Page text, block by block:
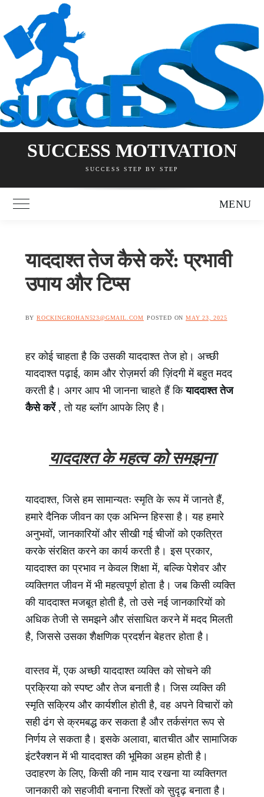
content
SUCCESS MOTIVATION
SUCCESS STEP BY STEP
Toggle Main Menu MENU
याददाश्त तेज कैसे करें: प्रभावी
उपाय और टिप्स
BY ROCKINGROHAN523@GMAIL.COM POSTED ON MAY 23, 2025
हर कोई चाहता है कि उसकी याददाश्त तेज हो। अच्छी
याददाश्त पढ़ाई, काम और रोज़मर्रा की ज़िंदगी में बहुत मदद
करती है। अगर आप भी जानना चाहते हैं कियाददाश्त तेज
कैसे करें , तो यह ब्लॉग आपके लिए है।
याददाश्त के महत्व को समझना
याददाश्त, जिसे हम सामान्यतः स्मृति के रूप में जानते हैं,
हमारे दैनिक जीवन का एक अभिन्न हिस्सा है। यह हमारे
अनुभवों, जानकारियों और सीखी गई चीजों को एकत्रित
करके संरक्षित करने का कार्य करती है। इस प्रकार,
याददाश्त का प्रभाव न केवल शिक्षा में, बल्कि पेशेवर और
व्यक्तिगत जीवन में भी महत्वपूर्ण होता है। जब किसी व्यक्ति
की याददाश्त मजबूत होती है, तो उसे नई जानकारियों को
अधिक तेजी से समझने और संसाधित करने में मदद मिलती
है, जिससे उसका शैक्षणिक प्रदर्शन बेहतर होता है।
वास्तव में, एक अच्छी याददाश्त व्यक्ति को सोचने की
प्रक्रिया को स्पष्ट और तेज बनाती है। जिस व्यक्ति की
स्मृति सक्रिय और कार्यशील होती है, वह अपने विचारों को
सही ढंग से क्रमबद्ध कर सकता है और तर्कसंगत रूप से
निर्णय ले सकता है। इसके अलावा, बातचीत और सामाजिक
इंटरैक्शन में भी याददाश्त की भूमिका अहम होती है।
उदाहरण के लिए, किसी की नाम याद रखना या व्यक्तिगत
जानकारी को सहजीवी बनाना रिश्तों को सुदृढ़ बनाता है।